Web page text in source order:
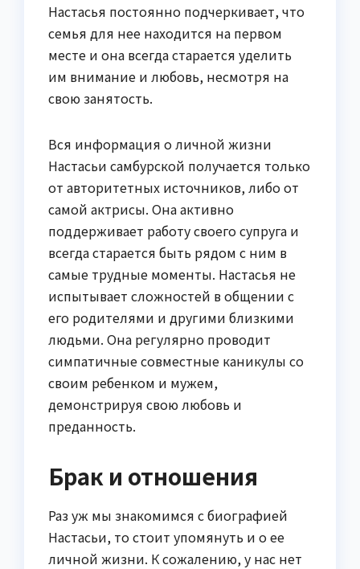
Настасья постоянно подчеркивает, что
семья для нее находится на первом
месте и она всегда старается уделить
им внимание и любовь, несмотря на
свою занятость.
Вся информация о личной жизни
Настасьи самбурской получается только
от авторитетных источников, либо от
самой актрисы. Она активно
поддерживает работу своего супруга и
всегда старается быть рядом с ним в
самые трудные моменты. Настасья не
испытывает сложностей в общении с
его родителями и другими близкими
людьми. Она регулярно проводит
симпатичные совместные каникулы со
своим ребенком и мужем,
демонстрируя свою любовь и
преданность.
Брак и отношения
Раз уж мы знакомимся с биографией
Настасьи, то стоит упомянуть и о ее
личной жизни. К сожалению, у нас нет